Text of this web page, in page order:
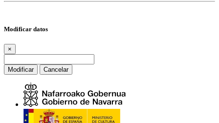
Modificar datos
×
Modificar Cancelar